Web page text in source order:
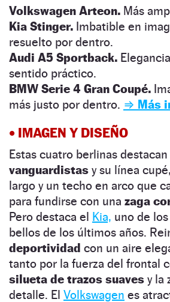
Volkswagen Arteon. Más
Kia Stinger. Imbatible en
resuelto por dentro.
Audi A5 Sportback.
sentido práctico.
BMW Serie 4 Gran Coupé.
más justo por dentro. ⇒ Más
• IMAGEN Y DISEÑO
Estas cuatro berlinas
vanguardistas y su línea
largo y un techo en arco que
para fundirse con una zaga
Pero destaca el Kia, uno de
bellos de los últimos años.
deportividad con un aire
tanto por la fuerza del frontal
silueta de trazos suaves y la
detalle. El Volkswagen es